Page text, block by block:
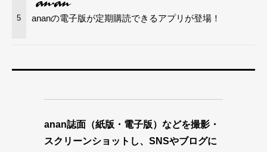
5 ananの電子版が定期購読できるアプリが登場！
anan誌面（紙版・電子版）などを撮影・
スクリーンショットし、SNSやブログに